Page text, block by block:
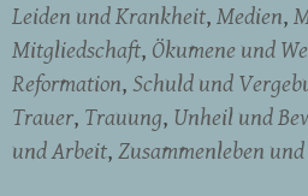
Leiden und Krankheit Medien
Mitgliedschaft Ökumene und
Reformation Schuld und
Trauer Trauung Unheil und
und Arbeit Zusammenleben